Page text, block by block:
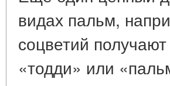
видах пальм,
соцветий
«тодди» или